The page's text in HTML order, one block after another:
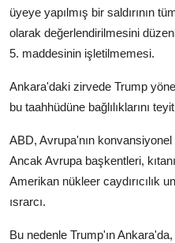
üyeye yapılmış bir saldırının
olarak değerlendirilmesini
5. maddesinin işletilmemesi.
Ankara'daki zirvede Trump
bu taahhüdüne bağlılıklarını
ABD, Avrupa'nın
Ancak Avrupa başkentleri,
Amerikan nükleer caydırıcılık
ısrarcı.
Bu nedenle Trump'ın